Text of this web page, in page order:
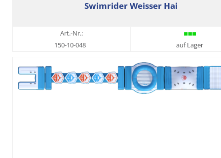
Swimrider Weisser Hai
Art.-Nr.:
150-10-048
auf Lager